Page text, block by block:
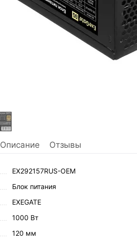
Описание Отзывы
EX292157RUS-OEM
Блок питания
EXEGATE
1000 Вт
120 мм